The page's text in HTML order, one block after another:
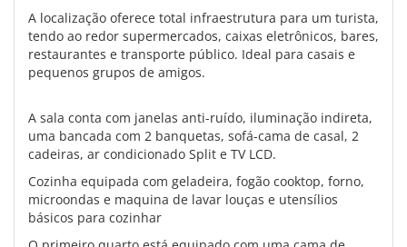
A localização oferece total infraestrutura para um turista,
tendo ao redor supermercados, caixas eletrônicos, bares,
restaurantes e transporte público. Ideal para casais e
pequenos grupos de amigos.
A sala conta com janelas anti-ruído, iluminação indireta,
uma bancada com 2 banquetas, sofá-cama de casal, 2
cadeiras, ar condicionado Split e TV LCD.
Cozinha equipada com geladeira, fogão cooktop, forno,
microondas e maquina de lavar louças e utensílios
básicos para cozinhar